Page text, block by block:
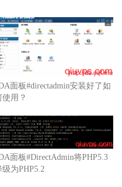
面板#directadmin安装好了如
使用？
面板#DirectAdmin将PHP5.3
级为PHP5.2